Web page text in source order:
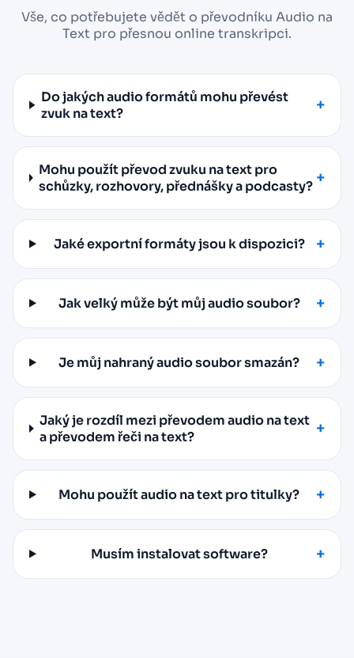
Vše, co potřebujete vědět o převodníku Audio na
Text pro přesnou online transkripci.
Do jakých audio formátů mohu převést
zvuk na text?
Mohu použít převod zvuku na text pro
schůzky, rozhovory, přednášky a podcasty?
Jaké exportní formáty jsou k dispozici?
Jak velký může být můj audio soubor?
Je můj nahraný audio soubor smazán?
Jaký je rozdíl mezi převodem audio na text
a převodem řeči na text?
Mohu použít audio na text pro titulky?
Musím instalovat software?